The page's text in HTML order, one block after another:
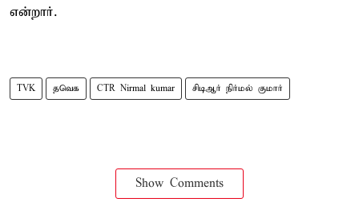
என்றார்.
TVK தவெக CTR Nirmal kumar சிடிஆர் நிர்மல் குமார்
Show Comments